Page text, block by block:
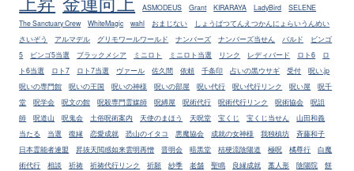
ASMODEUS Grant KIRARAYA LadyBird
SELENE
The Sanctuary Crew
WhiteMagic wahl おまじない
しょうばつてんえつかんにょらいうんめい
さいぞう
アルマデル グリモワールワールド ナンバーズ ナンバーズ当せん バルド
ビンゴ
5
ビンゴ5当選 ブラックメシア ミニロト ミニロト当選 リンク レディバード ロト6
ロ
ト6当選
ロト7 ロト7当選 ヴァール 佐久間 依頼 千条印 占いの黒ウサギ 受付
呪い.jp
呪いの専門館
呪いの王国 呪いの神様 呪いの部屋 呪い代行 呪い代行リンク 呪い屋
呪千
堂
呪学会 呪文の館 呪殺専門霊媒師 呪縛屋 呪術代行 呪術代行リンク 呪術協会
呪詛
師
呪道山 呪鬼会 土俗呪術案内 天使のまほう 天呪堂 宝くじ 宝くじ当せん
山田和義
当たる
当選 復縁 恋愛成就 恐山のイタコ 悪魔協会 成就の女神様 我独槙坊
斉藤和子
日本霊能者連盟
昇抜天閲感如来雲明再憎 晋明会 暗黒堂 桔梗流陰陽道 極呪 橘尊行
白魔
術代行
相談 祈祷 祈祷代行リンク 祈願 紗季 老舗 聖鳴 良縁成就 藁人形 陰陽院
餅